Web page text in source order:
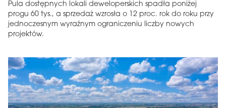
Pula dostępnych lokali deweloperskich spadła poniżej
progu 60 tys., a sprzedaż wzrosła o 12 proc. rok do roku przy
jednoczesnym wyraźnym ograniczeniu liczby nowych
projektów.